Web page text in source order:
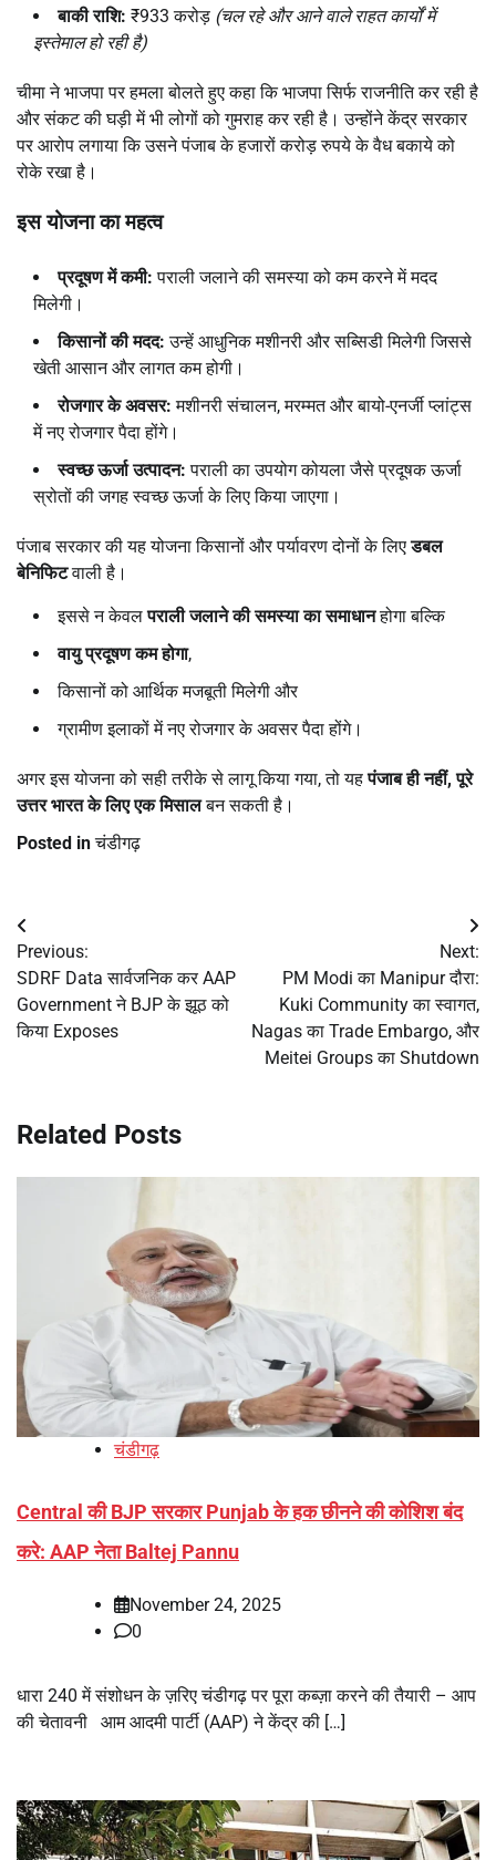
बाकी राशि: ₹933 करोड़ (चल रहे और आने वाले राहत कार्यों में
इस्तेमाल हो रही है)
चीमा ने भाजपा पर हमला बोलते हुए कहा कि भाजपा सिर्फ राजनीति कर रही है
और संकट की घड़ी में भी लोगों को गुमराह कर रही है। उन्होंने केंद्र सरकार
पर आरोप लगाया कि उसने पंजाब के हजारों करोड़ रुपये के वैध बकाये को
रोके रखा है।
इस योजना का महत्व
प्रदूषण में कमी: पराली जलाने की समस्या को कम करने में मदद
मिलेगी।
किसानों की मदद: उन्हें आधुनिक मशीनरी और सब्सिडी मिलेगी जिससे
खेती आसान और लागत कम होगी।
रोजगार के अवसर: मशीनरी संचालन, मरम्मत और बायो-एनर्जी प्लांट्स
में नए रोजगार पैदा होंगे।
स्वच्छ ऊर्जा उत्पादन: पराली का उपयोग कोयला जैसे प्रदूषक ऊर्जा
स्रोतों की जगह स्वच्छ ऊर्जा के लिए किया जाएगा।
पंजाब सरकार की यह योजना किसानों और पर्यावरण दोनों के लिएडबल
बेनिफिटवाली है।
इससे न केवलपराली जलाने की समस्या का समाधानहोगा बल्कि
वायु प्रदूषण कम होगा,
किसानों को आर्थिक मजबूती मिलेगी और
ग्रामीण इलाकों में नए रोजगार के अवसर पैदा होंगे।
अगर इस योजना को सही तरीके से लागू किया गया, तो यहपंजाब ही नहीं,पूरे
उत्तर भारत के लिए एक मिसालबन सकती है।
Posted inचंडीगढ़
Post
navigation
Previous:
SDRF Data सार्वजनिक कर AAP
Government ने BJP के झूठ को
किया Exposes
Next:
PM Modi का Manipur दौरा:
Kuki Community का स्वागत,
Nagas का Trade Embargo, और
Meitei Groups का Shutdown
Related Posts
चंडीगढ़
Central की BJP सरकार Punjab के हक छीनने की कोशिश बंद
करे: AAP नेता Baltej Pannu
November 24, 2025
0
धारा 240 में संशोधन के ज़रिए चंडीगढ़ पर पूरा कब्ज़ा करने की तैयारी – आप
की चेतावनी आम आदमी पार्टी (AAP) ने केंद्र की […]